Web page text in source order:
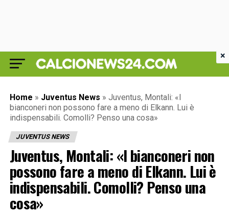
Home » Juventus News » Juventus, Montali: «I
bianconeri non possono fare a meno di Elkann. Lui è
indispensabili. Comolli? Penso una cosa»
JUVENTUS NEWS
Juventus, Montali: «I bianconeri non
possono fare a meno di Elkann. Lui è
indispensabili. Comolli? Penso una
cosa»
×